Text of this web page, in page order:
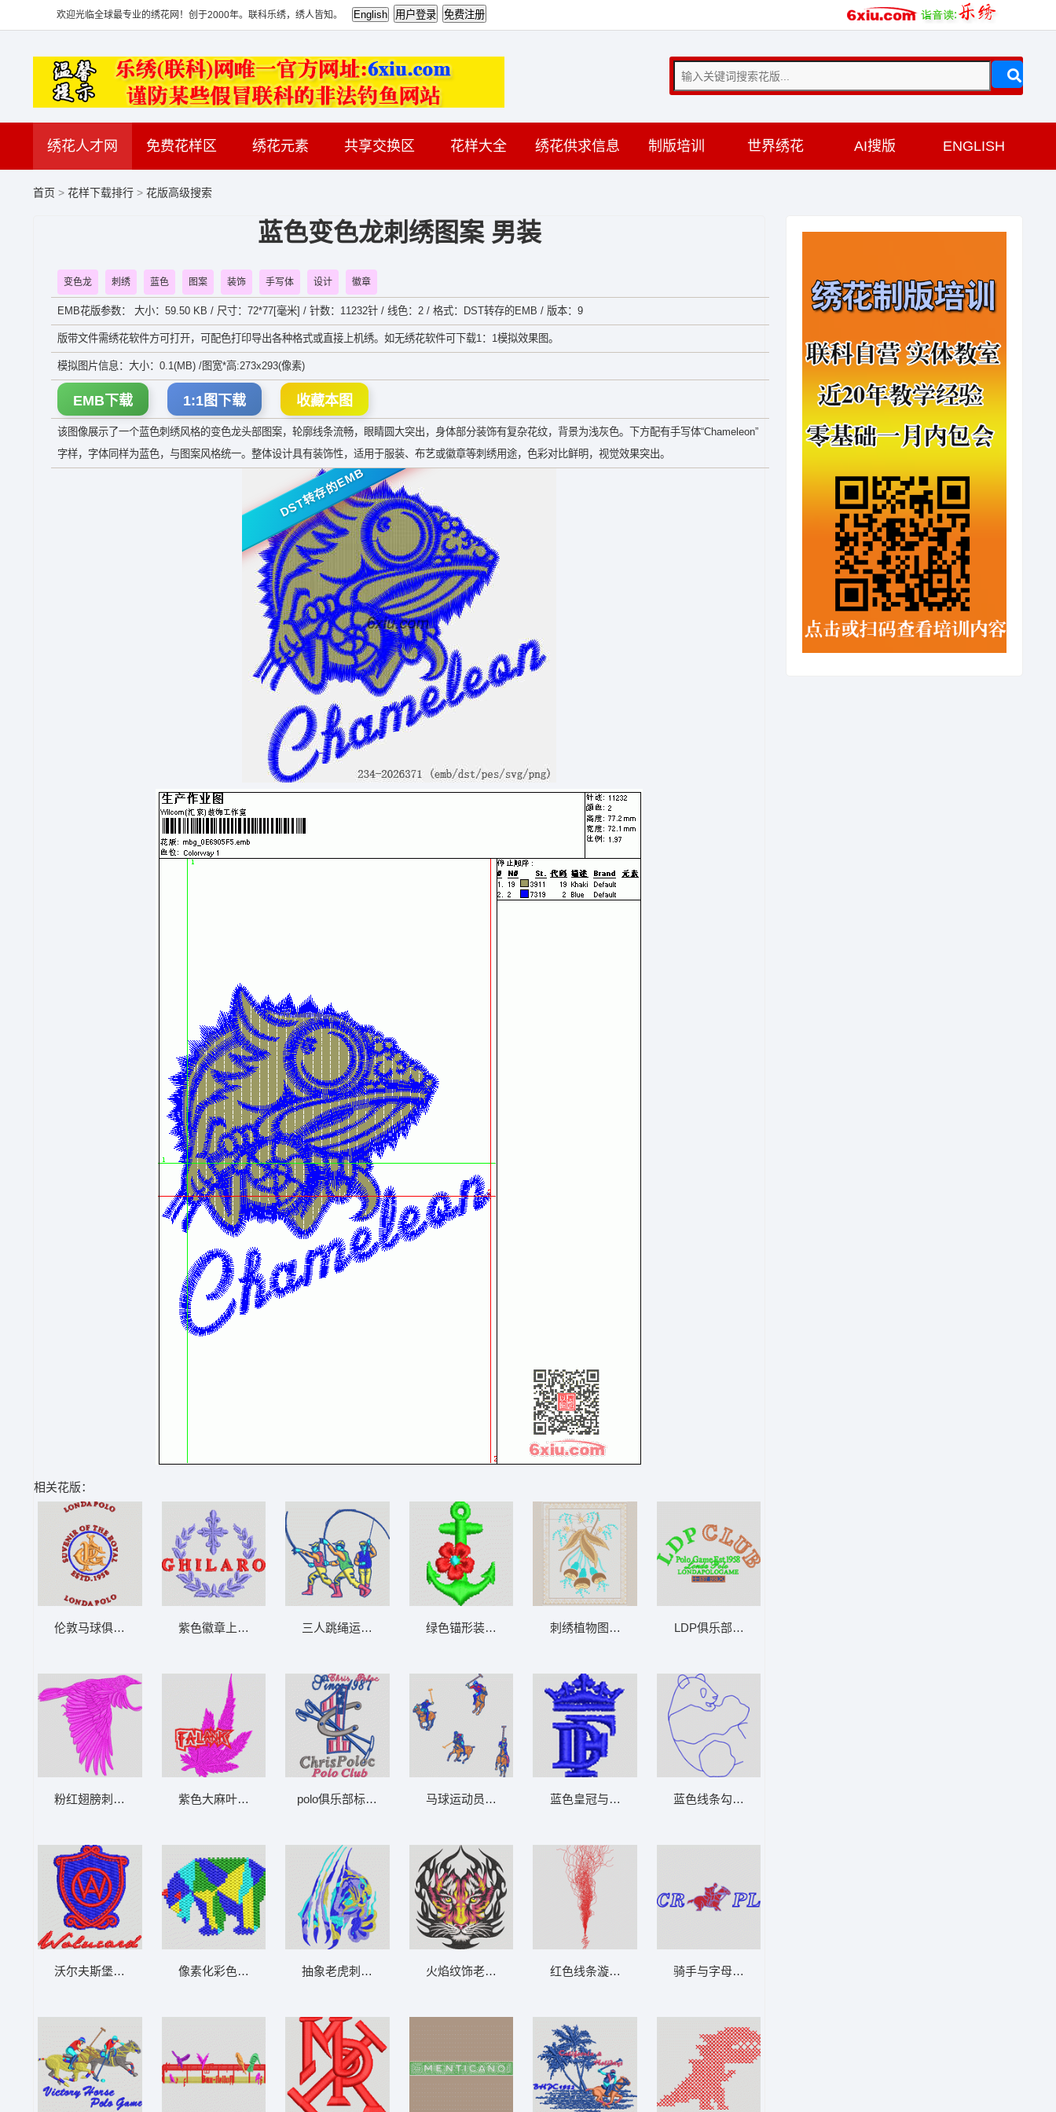
欢迎光临全球最专业的绣花网！创于2000年。联科乐绣，绣人皆知。
绣花人才网 免费花样区 绣花元素 共享交换区 花样大全 绣花供求信息 制版培训 世界绣花 AI搜版 ENGLISH
首页 > 花样下载排行 > 花版高级搜索
蓝色变色龙刺绣图案 男装
变色龙 刺绣 蓝色 图案 装饰 手写体 设计 徽章
EMB花版参数： 大小：59.50 KB / 尺寸：72*77[毫米] / 针数：11232针 / 线色：2 / 格式：DST转存的EMB / 版本：9
版带文件需绣花软件方可打开，可配色打印导出各种格式或直接上机绣。如无绣花软件可下载1：1模拟效果图。
模拟图片信息：大小：0.1(MB) /图宽*高:273x293(像素)
EMB下载 1:1图下载 收藏本图
该图像展示了一个蓝色刺绣风格的变色龙头部图案，轮廓线条流畅，眼睛圆大突出，身体部分装饰有复杂花纹，背景为浅灰色。下方配有手写体“Chameleon”
字样，字体同样为蓝色，与图案风格统一。整体设计具有装饰性，适用于服装、布艺或徽章等刺绣用途，色彩对比鲜明，视觉效果突出。
DST转存的EMB
相关花版：
伦敦马球俱乐部徽章 男装
粉红翅膀刺绣图案 男装
沃尔夫斯堡队徽标志 男装
紫色徽章上的“GHILARO”字样 男装
紫色大麻叶图案标志 男装
像素化彩色恐龙图案 男装
三人跳绳运动 男装
polo俱乐部标志设计 男装
抽象老虎刺绣图案 男装
绿色锚形装饰花 男装
马球运动员图案设计 男装
火焰纹饰老虎头像 男装
刺绣植物图案 男装
蓝色皇冠与字母徽标 男装
红色线条漩涡图示 男装
LDP俱乐部标志设计 男装
蓝色线条勾勒熊猫轮廓 男装
骑手与字母标志 男装